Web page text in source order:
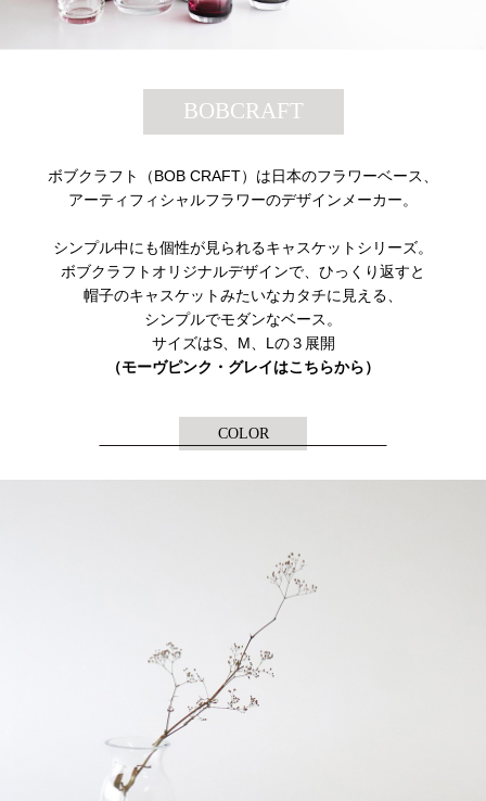
BOBCRAFT
ボブクラフト（BOB CRAFT）は日本のフラワーベース、
アーティフィシャルフラワーのデザインメーカー。
シンプル中にも個性が見られるキャスケットシリーズ。
ボブクラフトオリジナルデザインで、ひっくり返すと
帽子のキャスケットみたいなカタチに見える、
シンプルでモダンなベース。
サイズはS、M、Lの３展開
（モーヴピンク・グレイはこちらから）
COLOR